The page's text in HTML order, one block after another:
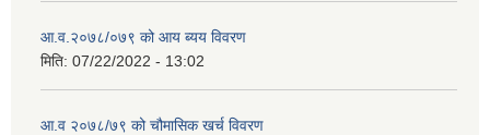
आ.व.२०७८/०७९ को आय ब्यय विवरण
मिति: 07/22/2022 - 13:02
आ.व २०७८/७९ को चौमासिक खर्च विवरण